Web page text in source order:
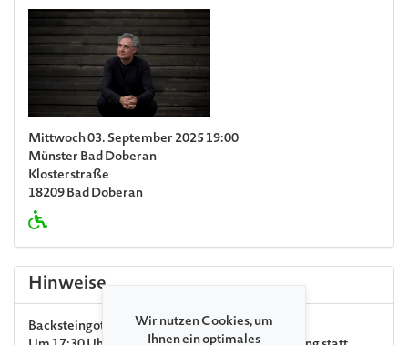
Mittwoch 03. September 2025 19:00
Münster Bad Doberan
Klosterstraße
18209 Bad Doberan
Hinweise
Backsteingotik-Führung(EuRoB e. V.)
Wir nutzen Cookies, um
Ihnen ein optimales